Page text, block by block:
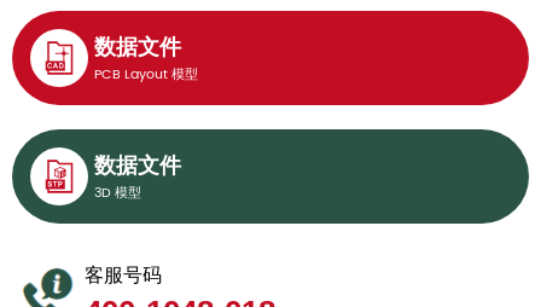
数据文件
PCB Layout 模型
数据文件
3D 模型
客服号码